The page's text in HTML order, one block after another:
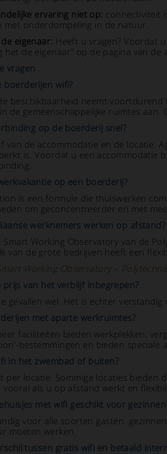
ervaring niet op: connectiviteit
met onderdompeling in de natuur.
eigenaar: Heeft u vragen? Voordat
het de eigenaar" op de pagina van
vragen
boerderijen wifi?
beschikbaarheid neemt
de gemeenschappelijke ruimtes
op de boerderij snel?
van de accommodatie en de locatie.
is. Voordat u een accommodatie
op een boerderij?
is een formule die thuiswerken
om geconcentreerder en met
werknemers werken op afstand?
Smart Working Observatory van de
van de grote bedrijven heeft een
Working Observatory –
prijs van het verblijf inbegrepen?
gevallen wel. Het is echter
met aparte werkruimtes?
faciliteiten bieden werkplekken,
bestemmingen en bieden speciale
in het zwembad of buiten?
per locatie. Sommige locaties
vooral als u op afstand werkt en
met wifi geschikt voor
voor alle soorten gasten:
moeten werken.
tussen gratis wifi en betaald